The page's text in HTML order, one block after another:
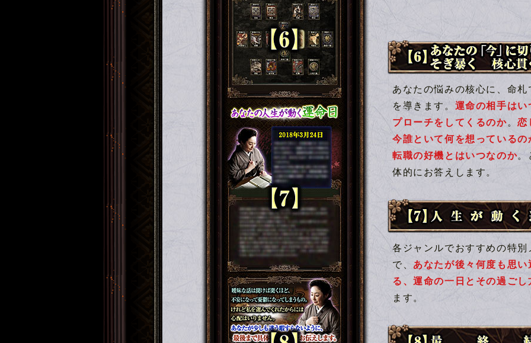
【6】あなたの「今」に切り込
核心貫く一問一答
あなたの悩みの核心に、命
を導きます。 運命の相手は
プローチをしてくるのか。恋
今誰といて何を想っているの
転職の好機とはいつなのか。
体的にお答えします。
【7】人生が動く運命日
各ジャンルでおすすめの特別
で、 あなたが後々何度も思
る、運命の一日とその過ごし
ます。
【8】最終結論